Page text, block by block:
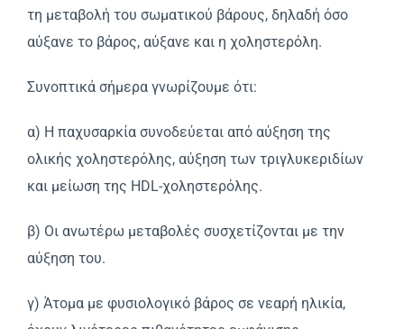
τη μεταβολή του σωματικού βάρους, δηλαδή όσο
αύξανε το βάρος, αύξανε και η χοληστερόλη.
Συνοπτικά σήμερα γνωρίζουμε ότι:
α) H παχυσαρκία συνοδεύεται από αύξηση της
ολικής χοληστερόλης, αύξηση των τριγλυκεριδίων
και μείωση της HDL-χοληστερόλης.
β) Oι ανωτέρω μεταβολές συσχετίζονται με την
αύξηση του.
γ) Άτομα με φυσιολογικό βάρος σε νεαρή ηλικία,